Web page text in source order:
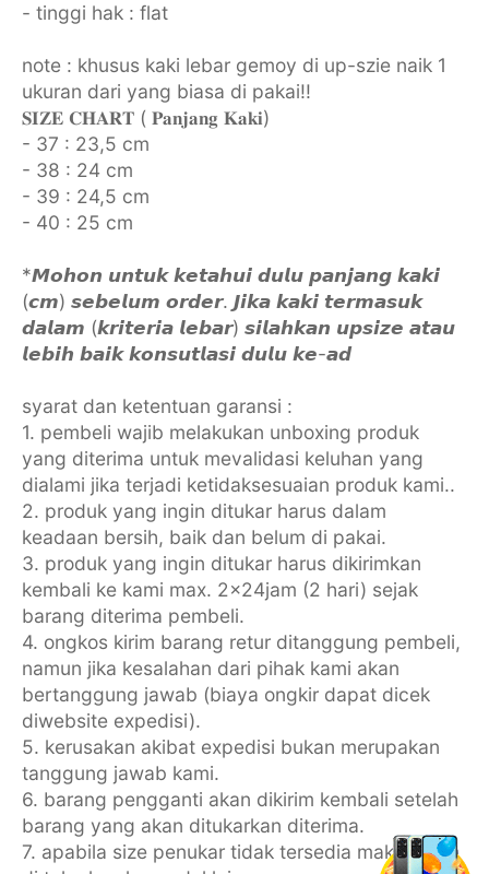
- tinggi hak : flat
note : khusus kaki lebar gemoy di up-szie naik 1
ukuran dari yang biasa di pakai!!
𝐒𝐈𝐙𝐄 𝐂𝐇𝐀𝐑𝐓 ( 𝐏𝐚𝐧𝐣𝐚𝐧𝐠 𝐊𝐚𝐤𝐢)
- 37 : 23,5 cm
- 38 : 24 cm
- 39 : 24,5 cm
- 40 : 25 cm
*𝙈𝙤𝙝𝙤𝙣 𝙪𝙣𝙩𝙪𝙠 𝙠𝙚𝙩𝙖𝙝𝙪𝙞 𝙙𝙪𝙡𝙪 𝙥𝙖𝙣𝙟𝙖𝙣𝙜 𝙠𝙖𝙠𝙞
(𝙘𝙢) 𝙨𝙚𝙗𝙚𝙡𝙪𝙢 𝙤𝙧𝙙𝙚𝙧. 𝙅𝙞𝙠𝙖 𝙠𝙖𝙠𝙞 𝙩𝙚𝙧𝙢𝙖𝙨𝙪𝙠
𝙙𝙖𝙡𝙖𝙢 (𝙠𝙧𝙞𝙩𝙚𝙧𝙞𝙖 𝙡𝙚𝙗𝙖𝙧) 𝙨𝙞𝙡𝙖𝙝𝙠𝙖𝙣 𝙪𝙥𝙨𝙞𝙯𝙚 𝙖𝙩𝙖𝙪
𝙡𝙚𝙗𝙞𝙝 𝙗𝙖𝙞𝙠 𝙠𝙤𝙣𝙨𝙪𝙩𝙡𝙖𝙨𝙞 𝙙𝙪𝙡𝙪 𝙠𝙚-𝙖𝙙
syarat dan ketentuan garansi :
1. pembeli wajib melakukan unboxing produk
yang diterima untuk mevalidasi keluhan yang
dialami jika terjadi ketidaksesuaian produk kami..
2. produk yang ingin ditukar harus dalam
keadaan bersih, baik dan belum di pakai.
3. produk yang ingin ditukar harus dikirimkan
kembali ke kami max. 2x24jam (2 hari) sejak
barang diterima pembeli.
4. ongkos kirim barang retur ditanggung pembeli,
namun jika kesalahan dari pihak kami akan
bertanggung jawab (biaya ongkir dapat dicek
diwebsite expedisi).
5. kerusakan akibat expedisi bukan merupakan
tanggung jawab kami.
6. barang pengganti akan dikirim kembali setelah
barang yang akan ditukarkan diterima.
7. apabila size penukar tidak tersedia maka boleh